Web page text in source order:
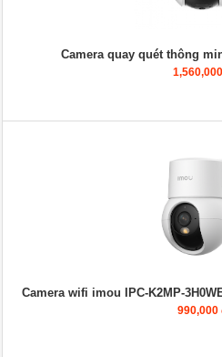
Camera quay quét thông
Camera wifi imou IPC-K2MP-
990,000